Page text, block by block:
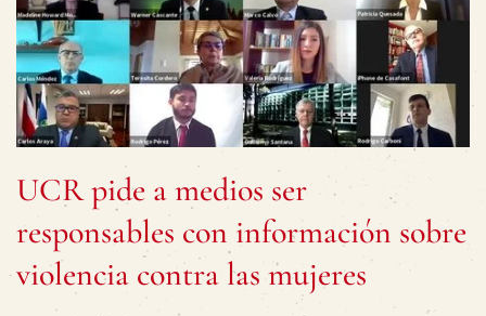
UCR pide a medios ser
responsables con información sobre
violencia contra las mujeres